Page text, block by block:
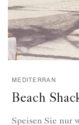
MEDITERRAN
Beach
Speisen Sie nur